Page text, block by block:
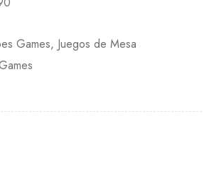
Games, Juegos de Mesa